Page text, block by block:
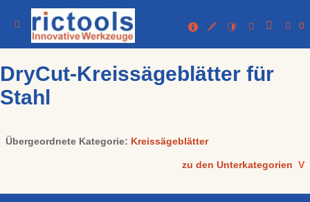
0
DryCut-Kreissägeblätter für
Stahl
Übergeordnete Kategorie: Kreissägeblätter
zu den Unterkategorien V